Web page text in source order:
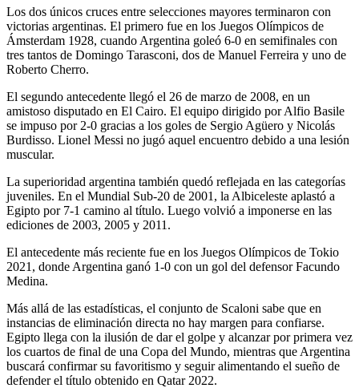
Los dos únicos cruces entre selecciones mayores terminaron con
victorias argentinas. El primero fue en los Juegos Olímpicos de
Ámsterdam 1928, cuando Argentina goleó 6-0 en semifinales con
tres tantos de Domingo Tarasconi, dos de Manuel Ferreira y uno de
Roberto Cherro.
El segundo antecedente llegó el 26 de marzo de 2008, en un
amistoso disputado en El Cairo. El equipo dirigido por Alfio Basile
se impuso por 2-0 gracias a los goles de Sergio Agüero y Nicolás
Burdisso. Lionel Messi no jugó aquel encuentro debido a una lesión
muscular.
La superioridad argentina también quedó reflejada en las categorías
juveniles. En el Mundial Sub-20 de 2001, la Albiceleste aplastó a
Egipto por 7-1 camino al título. Luego volvió a imponerse en las
ediciones de 2003, 2005 y 2011.
El antecedente más reciente fue en los Juegos Olímpicos de Tokio
2021, donde Argentina ganó 1-0 con un gol del defensor Facundo
Medina.
Más allá de las estadísticas, el conjunto de Scaloni sabe que en
instancias de eliminación directa no hay margen para confiarse.
Egipto llega con la ilusión de dar el golpe y alcanzar por primera vez
los cuartos de final de una Copa del Mundo, mientras que Argentina
buscará confirmar su favoritismo y seguir alimentando el sueño de
defender el título obtenido en Qatar 2022.